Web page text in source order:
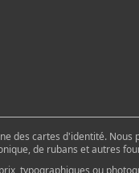
des cartes d'identité.
de rubans et autres
typographiques ou